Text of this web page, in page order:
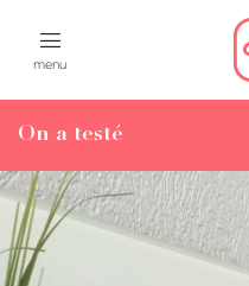
menu
On a testé